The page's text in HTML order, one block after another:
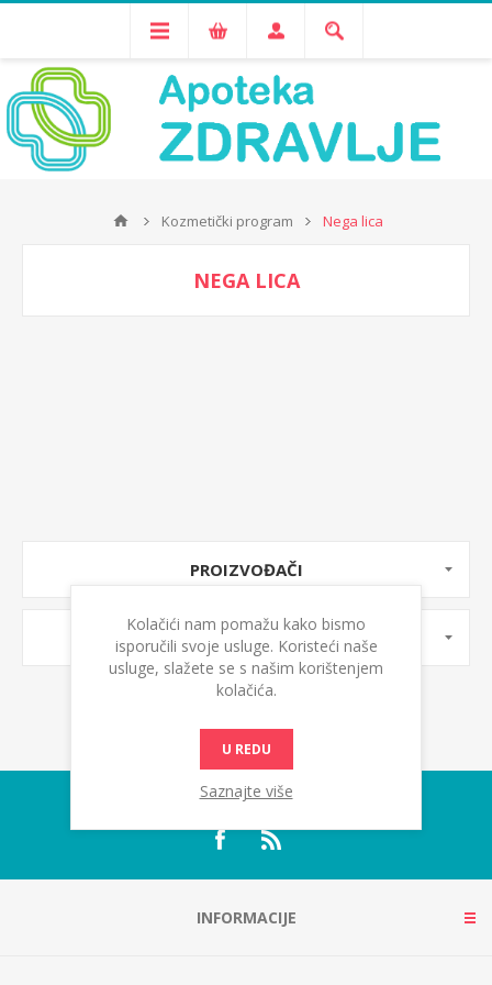
Kozmetički program Nega lica
NEGA LICA
PROIZVOĐAČI
OZNAKE PROIZVODA
INFORMACIJE
Kolačići nam pomažu kako bismo
isporučili svoje usluge. Koristeći naše
usluge, slažete se s našim korištenjem
kolačića.
U REDU
Saznajte više